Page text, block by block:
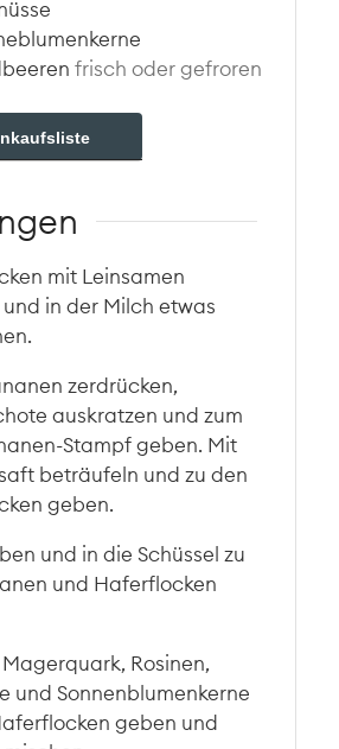
frisch oder gefroren
mit Leinsamen
in der Milch etwas
zerdrücken,
auskratzen und zum
Stampf geben. Mit
beträufeln und zu den
geben.
und in die Schüssel zu
und Haferflocken
Rosinen,
und Sonnenblumenkerne
geben und